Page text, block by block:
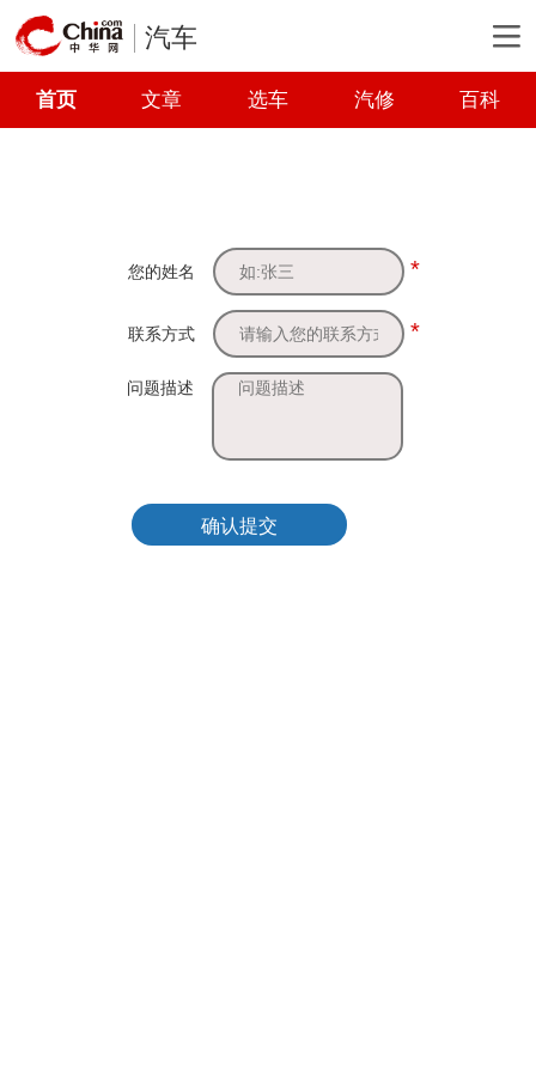
汽车
首页 文章 选车 汽修 百科
您的姓名 *
联系方式 *
问题描述
确认提交